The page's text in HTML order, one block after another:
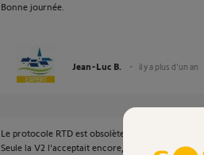
Bonne journée.
Jean-Luc B. il y a plus d'un an
Le protocole RTD est obsolète depuis 2019 et rien
Seule la V2 l'acceptait encore, raison pour